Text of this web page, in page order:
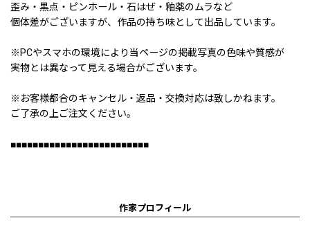
歪み・黒点・ピンホール・石はぜ・釉薬のムラなど
個体差がございますが、作品の持ち味として出品しています。
※PCやスマホの環境により当ページの掲載写真の色味や質感が
実物とは異なって見える場合がございます。
※お客様都合のキャンセル・返品・交換対応は致しかねます。
ご了承の上ご注文ください。
■■■■■■■■■■■■■■■■■■■■■■■■■
作家プロフィール